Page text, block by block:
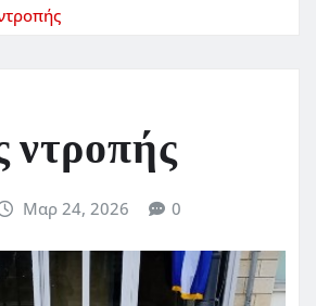
ντροπής
Μαρ 24, 2026 0